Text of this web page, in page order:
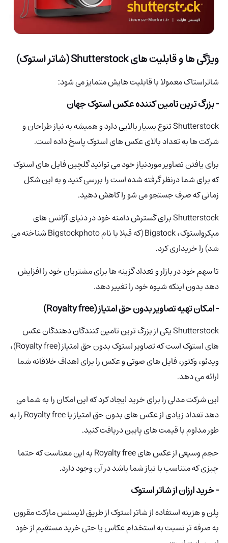
ویژگی ها و قابلیت های Shutterstock (شاتر استوک)
شاتراستاک معمولا با قابلیت هایش متمایز می شود:
- بزرگ ترین تامین کننده عکس استوک جهان
Shutterstock تنوع بسیار بالایی دارد و همیشه به نیاز طراحان و
شرکت ها به تعداد بالای عکس های استوک پاسخ داده است.
برای یافتن تصاویر موردنیاز خود می توانید گلچین فایل های استوک
که برای شما درنظر گرفته شده است را بررسی کنید و به این شکل
زمانی که صرف جستجو می شو را کاهش دهید.
Shutterstock برای گسترش دامنه خود در دنیای آژانس های
میکرواستوک، Bigstock (که قبلا با نام Bigstockphoto شناخته می
شد) را خریداری کرد.
تا سهم خود در بازار و تعداد گزینه ها برای مشتریان خود را افزایش
دهد بدون اینکه شیوه خود را تغییر دهد.
- امکان تهیه تصاویر بدون حق امتیاز (Royalty free)
Shutterstock یکی از بزرگ ترین تامین کنندگان دهندگان عکس
های استوک است که تصاویر استوک بدون حق امتیاز (Royalty free)،
ویدئو، وکتور، فایل های صوتی و عکس را برای اهداف خلاقانه شما
ارائه می دهد.
این شرکت مدلی را برای خرید ایجاد کرد که این امکان را به شما می
دهد تعداد زیادی از عکس های بدون حق امتیاز یا Royalty free را به
طور مداوم با قیمت های پایین دریافت کنید.
حجم وسیعی از عکس های Royalty free به این معناست که حتما
چیزی که متناسب با نیاز شما باشد در آن وجود دارد.
- خرید ارزان از شاتر استوک
پلن و هزینه استفاده از شاتر استوک از طریق لایسنس مارکت مقرون
به صرفه تر نسبت به استخدام عکاس یا حتی خرید مستقیم از خود